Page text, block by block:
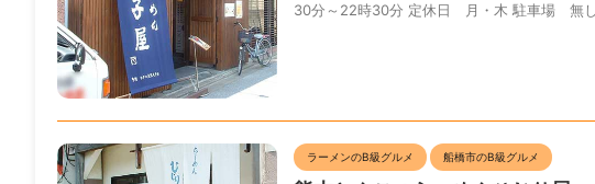
30分～22時30分 定休日 月・木 駐車場 無
ラーメンのB級グルメ 船橋市のB級グルメ